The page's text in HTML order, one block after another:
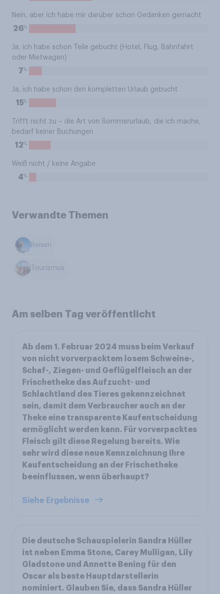
Nein, aber ich habe mir darüber schon Gedanken gemacht
26%
Ja, ich habe schon Teile gebucht (Hotel, Flug, Bahnfahrt
oder Mietwagen)
7%
Ja, ich habe schon den kompletten Urlaub gebucht
15%
Trifft nicht zu – die Art von Sommerurlaub, die ich mache,
bedarf keiner Buchungen
12%
Weiß nicht / keine Angabe
4%
Verwandte Themen
Reisen
Tourismus
Am selben Tag veröffentlicht
Ab dem 1. Februar 2024 muss beim Verkauf
von nicht vorverpacktem losem Schweine-,
Schaf-, Ziegen- und Geflügelfleisch an der
Frischetheke das Aufzucht- und
Schlachtland des Tieres gekennzeichnet
sein, damit dem Verbraucher auch an der
Theke eine transparente Kaufentscheidung
ermöglicht werden kann. Für vorverpacktes
Fleisch gilt diese Regelung bereits. Wie
sehr wird diese neue Kennzeichnung Ihre
Kaufentscheidung an der Frischetheke
beeinflussen, wenn überhaupt?
Siehe Ergebnisse
Die deutsche Schauspielerin Sandra Hüller
ist neben Emma Stone, Carey Mulligan, Lily
Gladstone und Annette Bening für den
Oscar als beste Hauptdarstellerin
nominiert. Glauben Sie, dass Sandra Hüller